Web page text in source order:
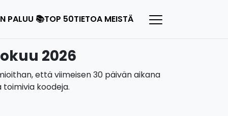
PALUU 📚TOP 50TIETOA MEISTÄ
2026
että viimeisen 30 päivän aikana
koodeja.